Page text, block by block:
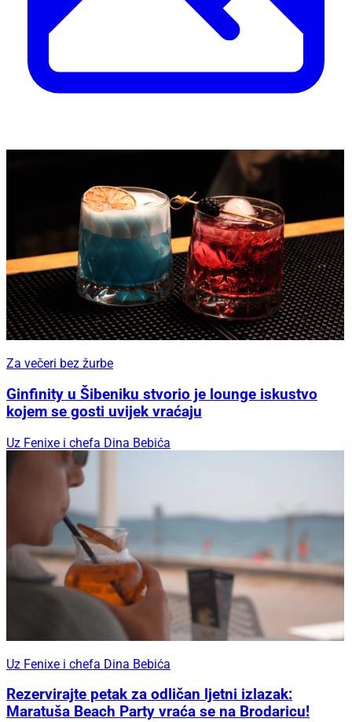
Za večeri bez žurbe
Ginfinity u Šibeniku stvorio je lounge iskustvo
kojem se gosti uvijek vraćaju
Uz Fenixe i chefa Dina Bebića
Uz Fenixe i chefa Dina Bebića
Rezervirajte petak za odličan ljetni izlazak:
Maratuša Beach Party vraća se na Brodaricu!